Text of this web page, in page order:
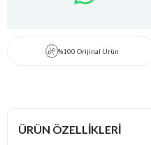
%100 Orijinal Ürün
ÜRÜN ÖZELLIKLERI